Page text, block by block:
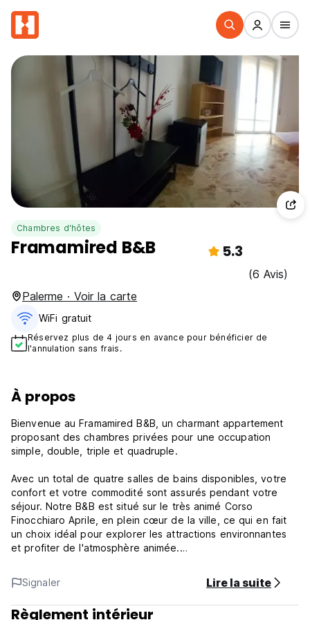
Chambres d'hôtes
Framamired B&B 5.3
(6 Avis)
Palerme · Voir la carte
WiFi gratuit
Réservez plus de 4 jours en avance pour bénéficier de
l'annulation sans frais.
À propos
Bienvenue au Framamired B&B, un charmant appartement
proposant des chambres privées pour une occupation
simple, double, triple et quadruple.
Avec un total de quatre salles de bains disponibles, votre
confort et votre commodité sont assurés pendant votre
séjour. Notre B&B est situé sur le très animé Corso
Finocchiaro Aprile, en plein cœur de la ville, ce qui en fait
un choix idéal pour explorer les attractions environnantes
et profiter de l'atmosphère animée.
Que vous voyagiez seul ou en groupe, Framamired B&B
offre un espace confortable et bien équipé pour rendre
votre visite vraiment agréable.
Signaler Lire la suite
Règlement intérieur